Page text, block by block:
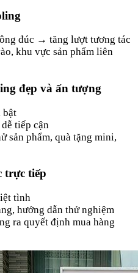
đúc → tăng lượt tương tác
khu vực sản phẩm liên
đẹp và ấn tượng
bật
tiếp cận
sản phẩm, quà tặng mini,
trực tiếp
tình
hướng dẫn thử nghiệm
ra quyết định mua hàng